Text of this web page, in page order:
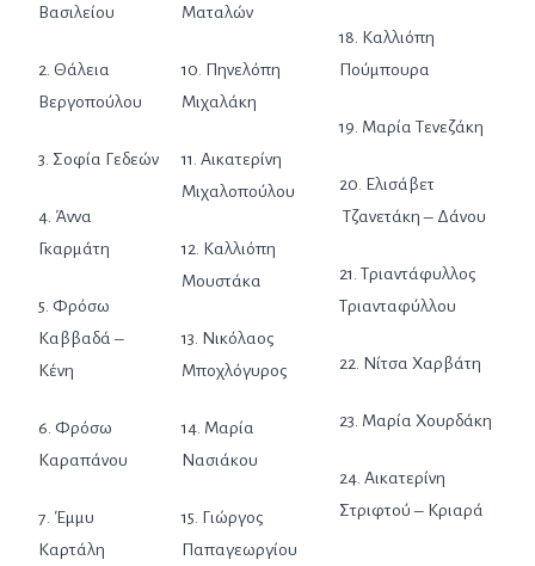
Βασιλείου
2. Θάλεια
Βεργοπούλου
3. Σοφία Γεδεών
4. Άννα
Γκαρμάτη
5. Φρόσω
Καββαδά –
Κένη
6. Φρόσω
Καραπάνου
7. Έμμυ
Καρτάλη
Ματαλών
10. Πηνελόπη
Μιχαλάκη
11. Αικατερίνη
Μιχαλοπούλου
12. Καλλιόπη
Μουστάκα
13. Νικόλαος
Μποχλόγυρος
14. Μαρία
Νασιάκου
15. Γιώργος
Παπαγεωργίου
18. Καλλιόπη
Πούμπουρα
19. Μαρία Τενεζάκη
20. Ελισάβετ
Τζανετάκη – Δάνου
21. Τριαντάφυλλος
Τριανταφύλλου
22. Νίτσα Χαρβάτη
23. Μαρία Χουρδάκη
24. Αικατερίνη
Στριφτού – Κριαρά